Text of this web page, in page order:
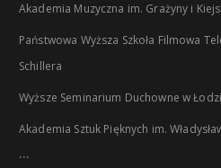
Akademia Muzyczna im. Grażyny i
Państwowa Wyższa Szkoła Filmowa
Schillera
Wyższe Seminarium Duchowne w Łodzi
Akademia Sztuk Pięknych im.
...